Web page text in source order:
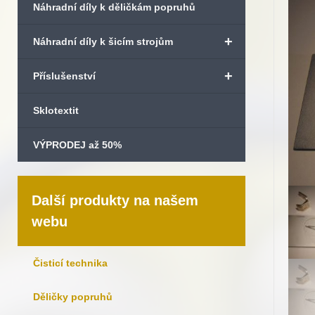
Náhradní díly k děličkám popruhů
+
Náhradní díly k šicím strojům
+
Příslušenství
Sklotextit
VÝPRODEJ až 50%
Další produkty na našem
webu
Čisticí technika
Děličky popruhů